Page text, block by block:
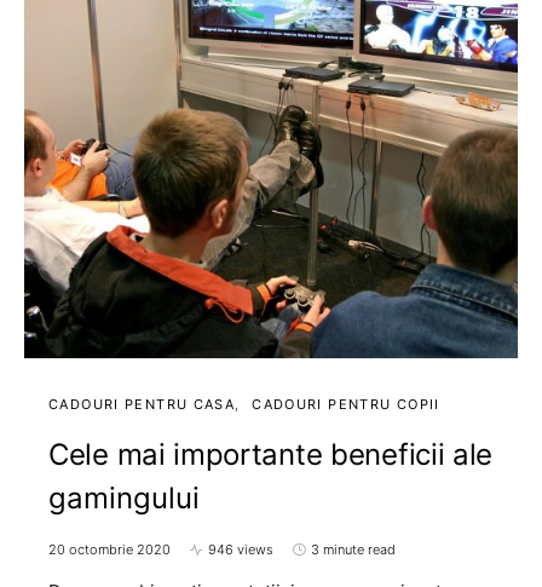
CADOURI PENTRU CASA CADOURI PENTRU COPII
Cele mai importante beneficii ale
gamingului
20 octombrie 2020 946 views 3 minute read